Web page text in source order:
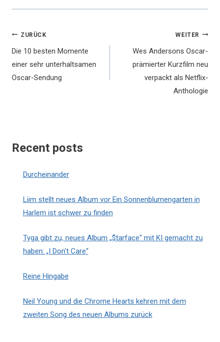
Beitragsnavigation
ZURÜCK
Die 10 besten Momente
einer sehr unterhaltsamen
Oscar-Sendung
WEITER
Wes Andersons Oscar-
prämierter Kurzfilm neu
verpackt als Netflix-
Anthologie
Recent posts
Durcheinander
Liim stellt neues Album vor Ein Sonnenblumengarten in
Harlem ist schwer zu finden
Tyga gibt zu, neues Album „$tarface“ mit KI gemacht zu
haben: „I Don’t Care“
Reine Hingabe
Neil Young und die Chrome Hearts kehren mit dem
zweiten Song des neuen Albums zurück